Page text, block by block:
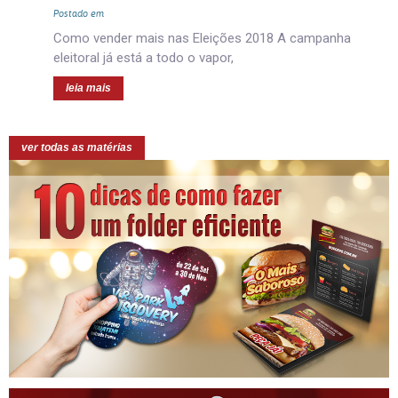
Postado em
Como vender mais nas Eleições 2018 A campanha
eleitoral já está a todo o vapor,
leia mais
ver todas as matérias